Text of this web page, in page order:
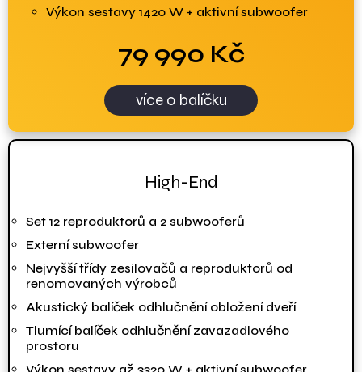
Výkon sestavy 1420 W + aktivní subwoofer
79 990 Kč
více o balíčku
High-End
Set 12 reproduktorů a 2 subwooferů
Externí subwoofer
Nejvyšší třídy zesilovačů a reproduktorů od
renomovaných výrobců
Akustický balíček odhlučnění obložení dveří
Tlumící balíček odhlučnění zavazadlového
prostoru